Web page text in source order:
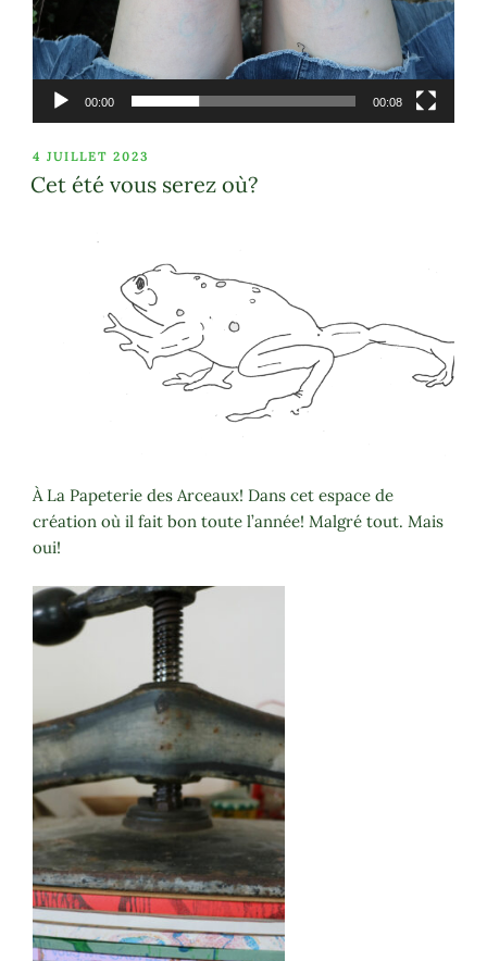
00:00 00:08
PUBLIÉ
LE
4 JUILLET 2023
Cet été vous serez où?
À La Papeterie des Arceaux! Dans cet espace de
création où il fait bon toute l’année! Malgré tout. Mais
oui!